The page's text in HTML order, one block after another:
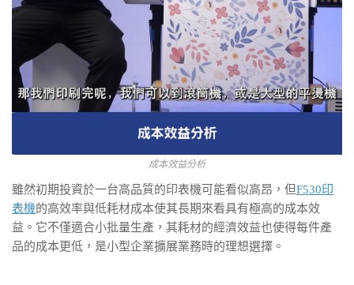
成本效益分析
雖然初期投資於一台高品質的印表機可能看似高昂，但F530印
表機的高效率與低耗材成本使其長期來看具有極高的成本效
益。它不僅適合小批量生產，其耗材的經濟效益也使得每件產
品的成本更低，是小型企業擴展業務時的理想選擇。